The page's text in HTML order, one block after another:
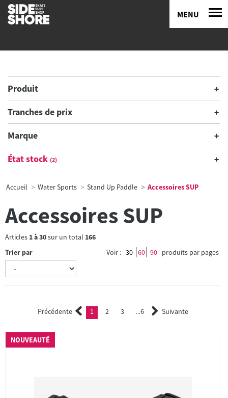
MENU
Produit
Tranches de prix
Marque
État stock (2)
Accueil Water Sports Stand Up Paddle Accessoires SUP
Accessoires SUP
Articles 1à30sur un total 166
Trier par
Voir : 30 60 90 produits par pages
Précédente 1 (current)
2 3 ...6 Suivante
NOUVEAUTÉ